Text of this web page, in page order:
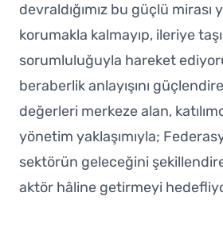
devraldığımız bu güçlü mirası
korumakla kalmayıp, ileriye
sorumluluğuyla hareket
beraberlik anlayışını
değerleri merkeze alan,
yönetim yaklaşımıyla;
sektörün geleceğini
aktör hâline getirmeyi